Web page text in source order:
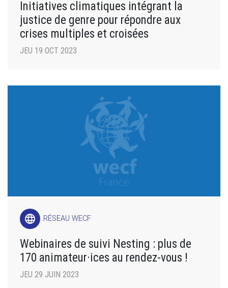
Initiatives climatiques intégrant la
justice de genre pour répondre aux
crises multiples et croisées
JEU 19 OCT 2023
language RÉSEAU WECF
Webinaires de suivi Nesting : plus de
170 animateur·ices au rendez-vous !
JEU 29 JUIN 2023